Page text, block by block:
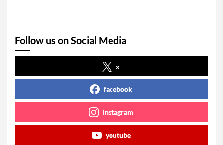
Follow us on Social Media
x
facebook
instagram
youtube